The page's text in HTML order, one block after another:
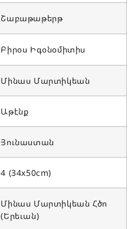
Շաբաթաթերթ
Բիրօս Իգօնօմիտիս
Մինաս Մարտիկեան
Աթէնք
Յունաստան
4 (34x50cm)
Մինաս Մարտիկեան Հծո
(Երեւան)